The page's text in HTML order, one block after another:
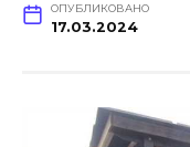
ОПУБЛИКОВАНО
17.03.2024